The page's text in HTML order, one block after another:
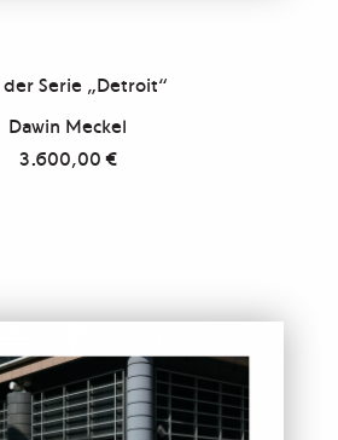
der Serie „Detroit“
Dawin Meckel
3.600,00€